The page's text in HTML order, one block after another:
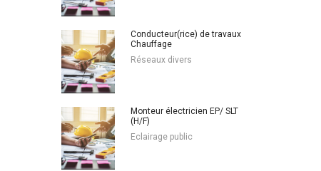
Conducteur(rice) de travaux
Chauffage
Réseaux divers
Monteur électricien EP/ SLT
(H/F)
Eclairage public